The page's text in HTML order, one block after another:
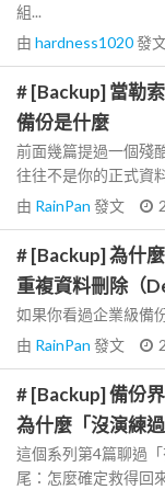
組...
由 hardness1020發
# [Backup] 當勒
備份是什麼
前面幾篇提過一個殘
往往不是你的正式資
由 RainPan 發文
# [Backup] 為什
重複資料刪除（
如果你看過企業級備
由 RainPan 發文
# [Backup] 備份
為什麼「沒演練
這個系列第4篇聊過
尾：怎麼確定救得回